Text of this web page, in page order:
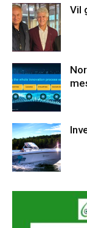
Vil